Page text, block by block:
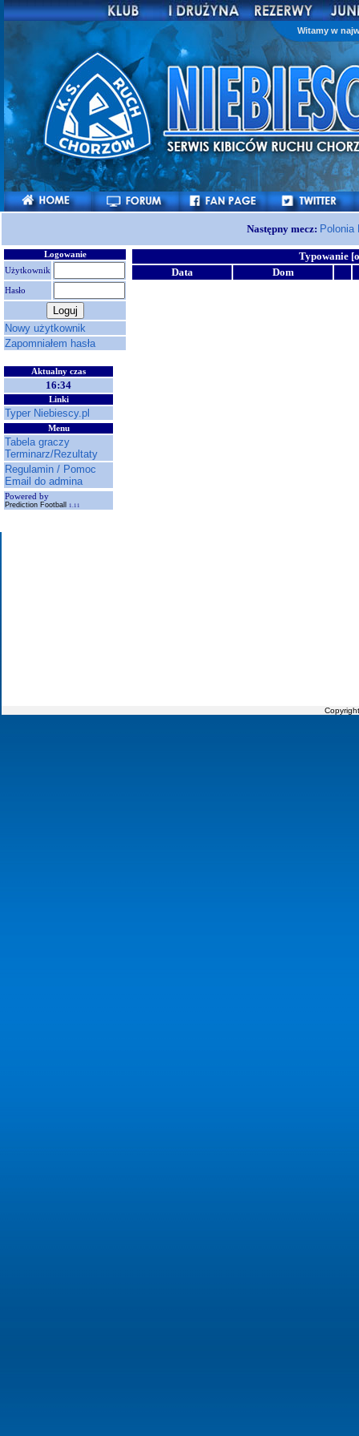
Witamy w
Następny mecz:
Logowanie
Użytkownik
Hasło
Nowy użytkownik
Zapomniałem hasła
Aktualny czas
16:34
Linki
Typer Niebiescy.pl
Menu
Tabela graczy
Terminarz/Rezultaty
Regulamin / Pomoc
Email do admina
Powered by
Prediction Football 1.11
Typowanie
Data
Dom